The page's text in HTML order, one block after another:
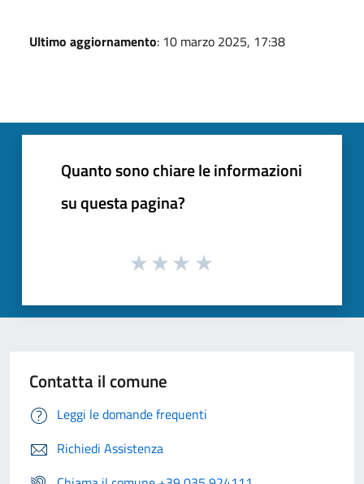
Ultimo aggiornamento: 10 marzo 2025, 17:38
Quanto sono chiare le informazioni
su questa pagina?
Contatta il comune
Leggi le domande frequenti
Richiedi Assistenza